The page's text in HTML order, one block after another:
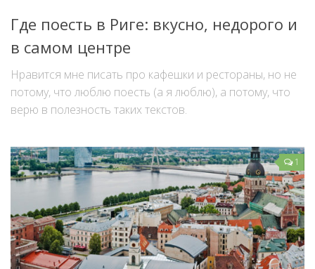
Где поесть в Риге: вкусно, недорого и
в самом центре
Нравится мне писать про кафешки и рестораны, но не
потому, что люблю поесть (а я люблю), а потому, что
верю в полезность таких текстов.
1